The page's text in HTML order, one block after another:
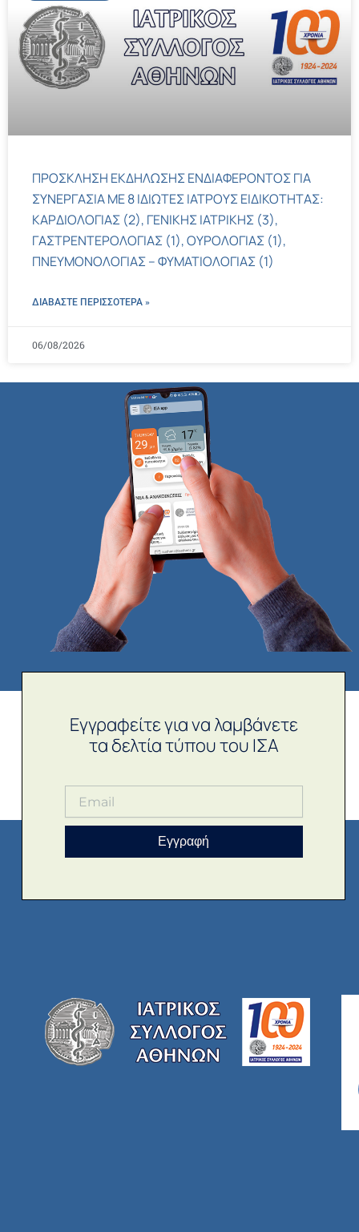
ΠΡΟΣΚΛΗΣΗ ΕΚΔΗΛΩΣΗΣ ΕΝΔΙΑΦΕΡΟΝΤΟΣ ΓΙΑ
ΣΥΝΕΡΓΑΣΙΑ ΜΕ 8 ΙΔΙΩΤΕΣ ΙΑΤΡΟΥΣ ΕΙΔΙΚΟΤΗΤΑΣ:
ΚΑΡΔΙΟΛΟΓΙΑΣ (2), ΓΕΝΙΚΗΣ ΙΑΤΡΙΚΗΣ (3),
ΓΑΣΤΡΕΝΤΕΡΟΛΟΓΙΑΣ (1), ΟΥΡΟΛΟΓΙΑΣ (1),
ΠΝΕΥΜΟΝΟΛΟΓΙΑΣ – ΦΥΜΑΤΙΟΛΟΓΙΑΣ (1)
ΔΙΑΒΑΣΤΕ ΠΕΡΙΣΣΌΤΕΡΑ »
06/08/2026
Εγγραφείτε για να λαμβάνετε
τα δελτία τύπου του ΙΣΑ
Εγγραφή